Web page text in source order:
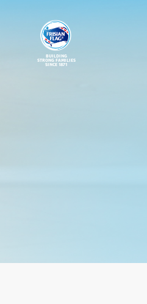
BUILDING
STRONG FAMILIES
SINCE 1871